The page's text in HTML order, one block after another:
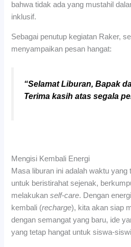
bahwa tidak ada yang mustahil
inklusif.
Sebagai penutup kegiatan Raker,
menyampaikan pesan hangat:
“Selamat Liburan, Bapak
Terima kasih atas segala
Mengisi Kembali Energi
Masa liburan ini adalah waktu yang
untuk beristirahat sejenak,
melakukanself-care. Dengan
kembali (recharge), kita akan siap
dengan semangat yang baru, ide
yang tetap hangat untuk siswa-